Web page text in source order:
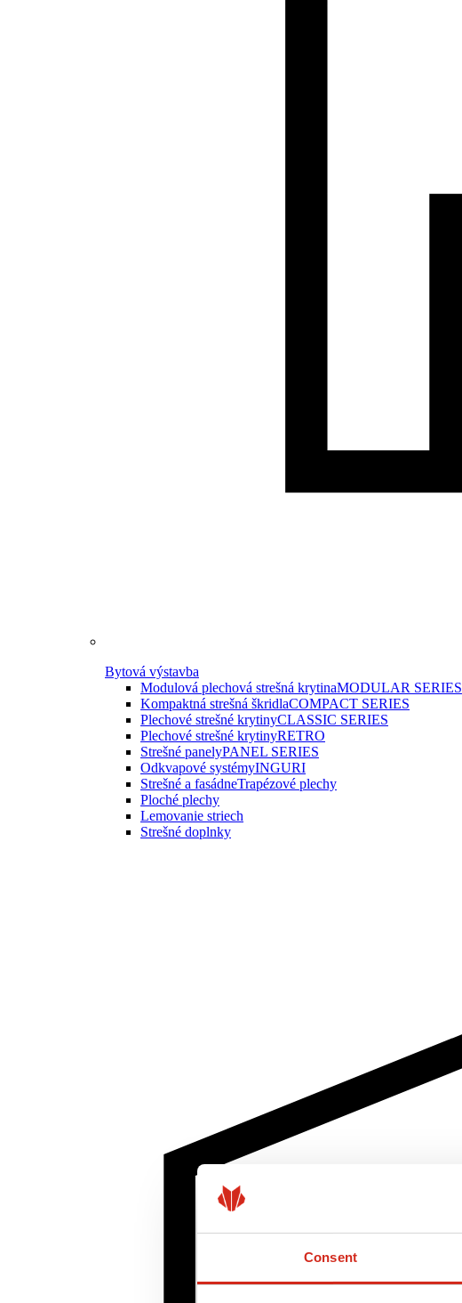
Consent
Bytová výstavba
Modulová plechová strešná krytinaMODULAR SERIES
Kompaktná strešná škridlaCOMPACT SERIES
Plechové strešné krytinyCLASSIC SERIES
Plechové strešné krytinyRETRO
Strešné panelyPANEL SERIES
Odkvapové systémyINGURI
Strešné a fasádneTrapézové plechy
Ploché plechy
Lemovanie striech
Strešné doplnky